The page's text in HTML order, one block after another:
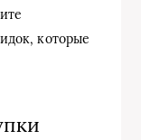
которые